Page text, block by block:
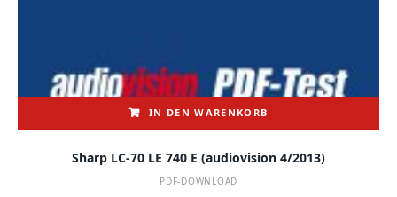
IN DEN WARENKORB
Sharp LC-70 LE 740 E (audiovision 4/2013)
PDF-DOWNLOAD